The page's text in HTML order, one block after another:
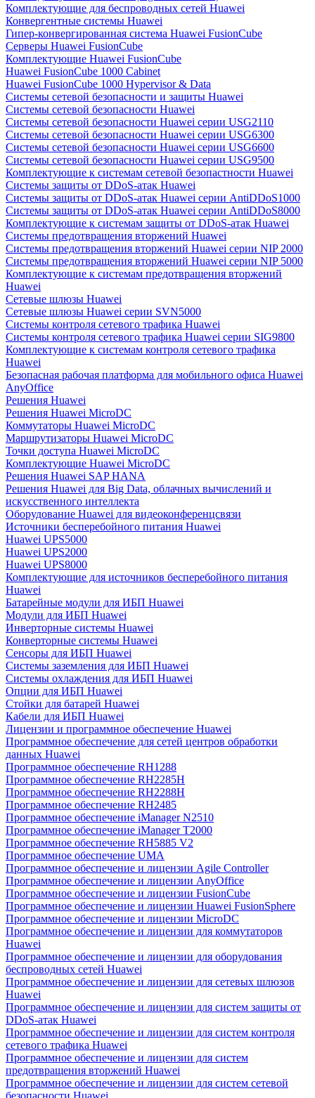
Комплектующие для беспроводных сетей Huawei
Конвергентные системы Huawei
Гипер-конвергированная система Huawei FusionCube
Серверы Huawei FusionCube
Комплектующие Huawei FusionCube
Huawei FusionCube 1000 Cabinet
Huawei FusionCube 1000 Hypervisor & Data
Системы сетевой безопасности и защиты Huawei
Системы сетевой безопасности Huawei
Системы сетевой безопасности Huawei серии USG2110
Системы сетевой безопасности Huawei серии USG6300
Системы сетевой безопасности Huawei серии USG6600
Системы сетевой безопасности Huawei серии USG9500
Комплектующие к системам сетевой безопастности Huawei
Системы защиты от DDoS-атак Huawei
Системы защиты от DDoS-атак Huawei серии AntiDDoS1000
Системы защиты от DDoS-атак Huawei серии AntiDDoS8000
Комплектующие к системам защиты от DDoS-атак Huawei
Системы предотвращения вторжений Huawei
Системы предотвращения вторжений Huawei серии NIP 2000
Системы предотвращения вторжений Huawei серии NIP 5000
Комплектующие к системам предотвращения вторжений
Huawei
Сетевые шлюзы Huawei
Сетевые шлюзы Huawei серии SVN5000
Системы контроля сетевого трафика Huawei
Системы контроля сетевого трафика Huawei серии SIG9800
Комплектующие к системам контроля сетевого трафика
Huawei
Безопасная рабочая платформа для мобильного офиса Huawei
AnyOffice
Решения Huawei
Решения Huawei MicroDC
Коммутаторы Huawei MicroDC
Маршрутизаторы Huawei MicroDC
Точки доступа Huawei MicroDC
Комплектующие Huawei MicroDC
Решения Huawei SAP HANA
Решения Huawei для Big Data, облачных вычислений и
искусственного интеллекта
Оборудование Huawei для видеоконференцсвязи
Источники бесперебойного питания Huawei
Huawei UPS5000
Huawei UPS2000
Huawei UPS8000
Комплектующие для источников бесперебойного питания
Huawei
Батарейные модули для ИБП Huawei
Модули для ИБП Huawei
Инверторные системы Huawei
Конверторные системы Huawei
Сенсоры для ИБП Huawei
Системы заземления для ИБП Huawei
Системы охлаждения для ИБП Huawei
Опции для ИБП Huawei
Стойки для батарей Huawei
Кабели для ИБП Huawei
Лицензии и программное обеспечение Huawei
Программное обеспечение для сетей центров обработки
данных Huawei
Программное обеспечение RH1288
Программное обеспечение RH2285H
Программное обеспечение RH2288H
Программное обеспечение RH2485
Программное обеспечение iManager N2510
Программное обеспечение iManager T2000
Программное обеспечение RH5885 V2
Программное обеспечение UMA
Программное обеспечение и лицензии Agile Controller
Программное обеспечение и лицензии AnyOffice
Программное обеспечение и лицензии FusionCube
Программное обеспечение и лицензии Huawei FusionSphere
Программное обеспечение и лицензии MicroDC
Программное обеспечение и лицензии для коммутаторов
Huawei
Программное обеспечение и лицензии для оборудования
беспроводных сетей Huawei
Программное обеспечение и лицензии для сетевых шлюзов
Huawei
Программное обеспечение и лицензии для систем защиты от
DDoS-атак Huawei
Программное обеспечение и лицензии для систем контроля
сетевого трафика Huawei
Программное обеспечение и лицензии для систем
предотвращения вторжений Huawei
Программное обеспечение и лицензии для систем сетевой
безопасности Huawei